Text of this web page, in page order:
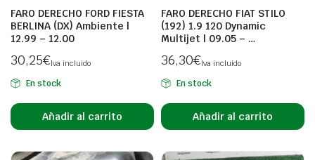
FARO DERECHO FORD FIESTA
BERLINA (DX) Ambiente |
12.99 – 12.00
30,25€Iva incluido
En stock
Añadir al carrito
FARO DERECHO FIAT STILO
(192) 1.9 120 Dynamic
Multijet | 09.05 – …
36,30€Iva incluido
En stock
Añadir al carrito